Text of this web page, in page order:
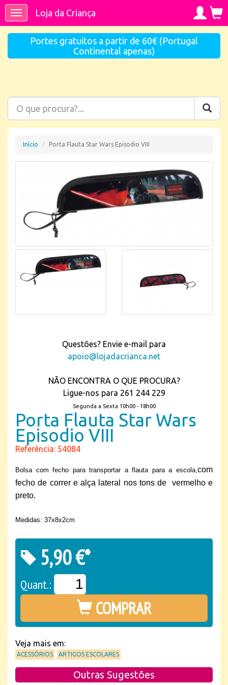
ToggleLoja da Criança
Portes gratuitos a partir de 60€ (Portugal
Continental apenas)
Início Porta Flauta Star Wars Episodio VIII
Questões? Envie e-mail para
apoio@lojadacrianca.net
NÃO ENCONTRA O QUE PROCURA?
Ligue-nos para 261 244 229
Segunda a Sexta 10h00 - 18h00
Porta Flauta Star Wars
Episodio VIII
Referência: 54084
Bolsa com fecho para transportar a flauta para a escola, com
fecho de correr e alça lateral nos tons de vermelho e
preto.
Medidas: 37x8x2cm
5,90 €*
Quant.:
COMPRAR
Veja mais em:
ACESSÓRIOS ARTIGOS ESCOLARES
Outras Sugestões